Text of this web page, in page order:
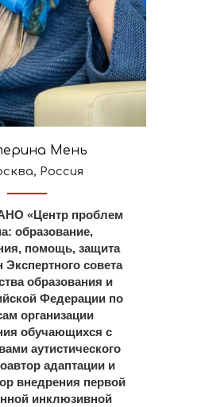
Мень
Россия
«Центр проблем
образование,
помощь, защита
Экспертного совета
образования и
Федерации по
организации
обучающихся с
аутистического
адаптации и
внедрения первой
инклюзивной